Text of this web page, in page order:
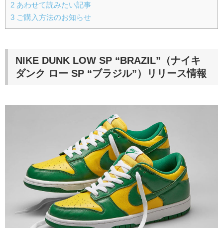
2 あわせて読みたい記事
3 ご購入方法のお知らせ
NIKE DUNK LOW SP “BRAZIL” （ナイキ
ダンク ロー SP “ブラジル”）
リリース情報